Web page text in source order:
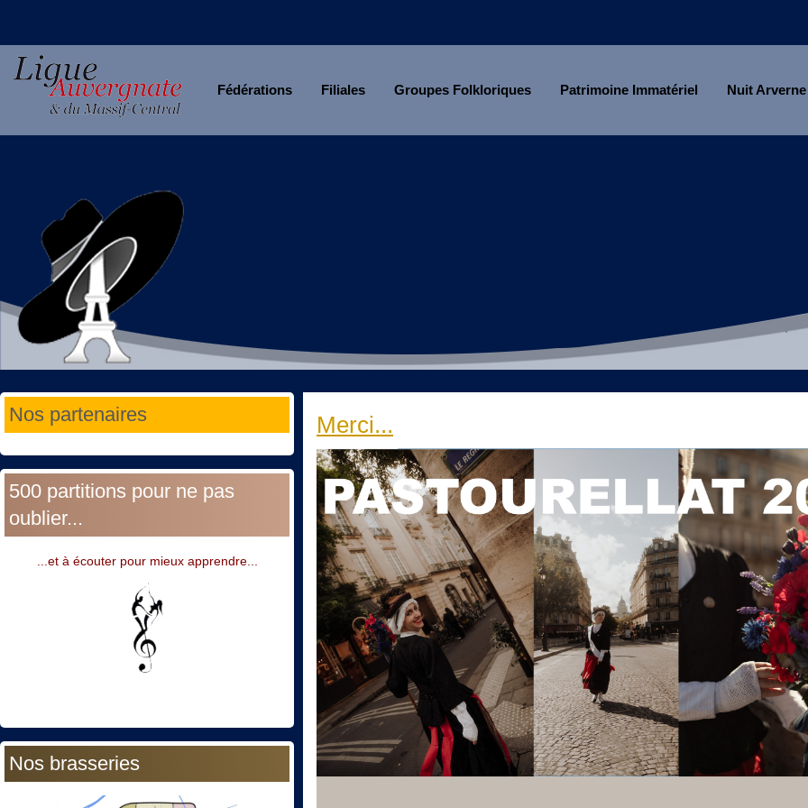
Fédérations Filiales Groupes Folkloriques Patrimoine Immatériel Nuit Arverne
Nos partenaires
500 partitions pour ne pas
oublier...
...et à écouter pour mieux apprendre...
Nos brasseries
Merci...